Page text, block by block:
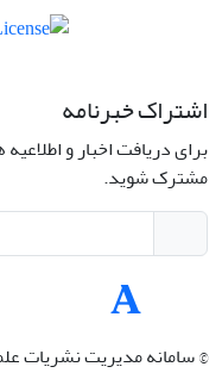
اشتراک خبرنامه
برای دریافت اخبار و
مشترک شوید.
© سامانه مدیریت نشریات